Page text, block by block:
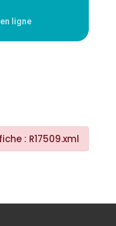
ligne
: R17509.xml